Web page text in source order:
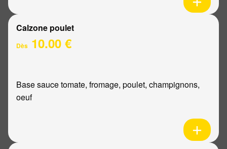
Calzone poulet
Dès 10.00 €
Base sauce tomate, fromage, poulet, champignons,
oeuf